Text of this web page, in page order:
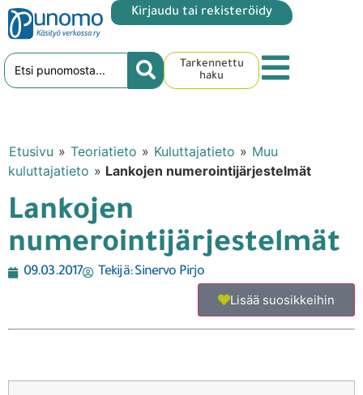
Kirjaudu tai rekisteröidy
Tarkennettu
haku
Etusivu » Teoriatieto » Kuluttajatieto » Muu
kuluttajatieto » Lankojen numerointijärjestelmät
Lankojen
numerointijärjestelmät
09.03.2017 Tekijä:Sinervo Pirjo
Lisää suosikkeihin